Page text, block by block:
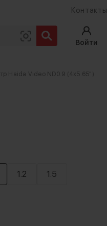
Контакты
Войти
Haida Video ND0.9 (4x5.65")
1.2 1.5